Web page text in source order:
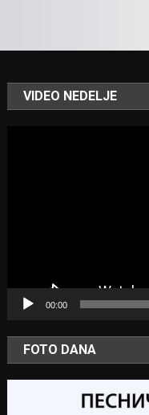
VIDEO NEDELJE
00:00
FOTO DANA